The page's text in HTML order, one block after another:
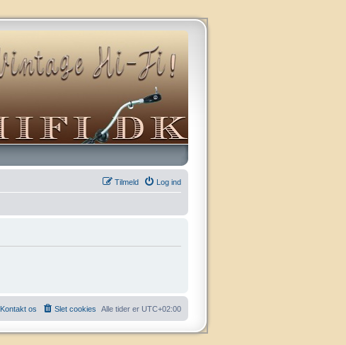
Log ind
Tilmeld
Alle tider er UTC+02:00
Slet cookies
Kontakt os